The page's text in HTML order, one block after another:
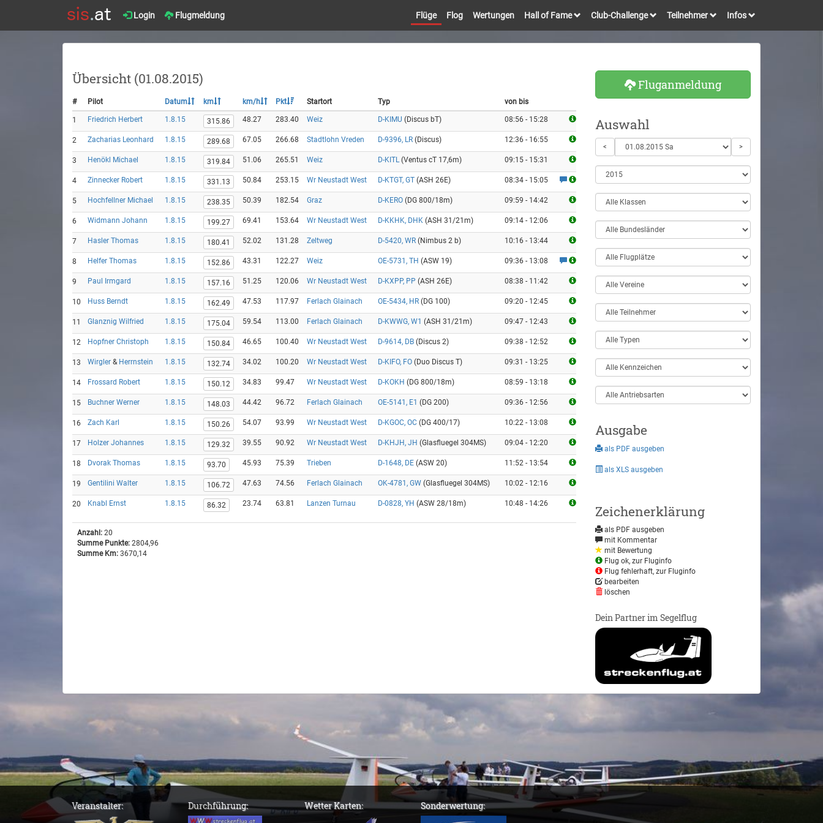
Login Flugmeldung Flüge Flog Wertungen Hall of Fame Club-Challenge Teilnehmer Infos
Fluganmeldung
Auswahl
< >
Ausgabe
als PDF ausgeben
als XLS ausgeben
Zeichenerklärung
als PDF ausgeben
mit Kommentar
mit Bewertung
Flug ok, zur Fluginfo
Flug fehlerhaft, zur Fluginfo
bearbeiten
löschen
Dein Partner im Segelflug
Übersicht (01.08.2015)
# Pilot Datum km km/h Pkt Startort Typ von bis
1 Friedrich Herbert 1.8.15 315.86 48.27 283.40 Weiz D-KIMU (Discus bT) 08:56 - 15:28
2 Zacharias Leonhard 1.8.15 289.68 67.05 266.68 Stadtlohn Vreden D-9396, LR (Discus) 12:36 - 16:55
3 Henökl Michael 1.8.15 319.84 51.06 265.51 Weiz D-KITL(Ventus cT 17,6m) 09:15 - 15:31
4 Zinnecker Robert 1.8.15 331.13 50.84 253.15 Wr Neustadt West D-KTGT, GT (ASH 26E) 08:34 - 15:05
5 Hochfellner Michael 1.8.15 238.35 50.39 182.54 Graz D-KERO (DG 800/18m) 09:59 - 14:42
6 Widmann Johann 1.8.15 199.27 69.41 153.64 Wr Neustadt West D-KKHK, DHK (ASH 31/21m) 09:14 - 12:06
7 Hasler Thomas 1.8.15 180.41 52.02 131.28 Zeltweg D-5420, WR (Nimbus 2 b) 10:16 - 13:44
8 Helfer Thomas 1.8.15 152.86 43.31 122.27 Weiz OE-5731, TH (ASW 19) 09:36 - 13:08
9 Paul Irmgard 1.8.15 157.16 51.25 120.06 Wr Neustadt West D-KXPP, PP (ASH 26E) 08:38 - 11:42
10 Huss Berndt 1.8.15 162.49 47.53 117.97 Ferlach Glainach OE-5434, HR (DG 100) 09:20 - 12:45
11 Glanznig Wilfried 1.8.15 175.04 59.54 113.00 Ferlach Glainach D-KWWG, W1 (ASH 31/21m) 09:47 - 12:43
12 Hopfner Christoph 1.8.15 150.84 46.65 100.40 Wr Neustadt West D-9614, DB (Discus 2) 09:38 - 12:52
13 Wirgler & Herrnstein 1.8.15 132.74 34.02 100.20 Wr Neustadt West D-KIFO, FO (Duo Discus T) 09:31 - 13:25
14 Frossard Robert 1.8.15 150.12 34.83 99.47 Wr Neustadt West D-KOKH (DG 800/18m) 08:59 - 13:18
15 Buchner Werner 1.8.15 148.03 44.42 96.72 Ferlach Glainach OE-5141, E1 (DG 200) 09:36 - 12:56
16 Zach Karl 1.8.15 150.26 54.07 93.99 Wr Neustadt West D-KGOC, OC (DG 400/17) 10:22 - 13:08
17 Holzer Johannes 1.8.15 129.32 39.55 90.92 Wr Neustadt West D-KHJH, JH (Glasfluegel 304MS) 09:04 - 12:20
18 Dvorak Thomas 1.8.15 93.70 45.93 75.39 Trieben D-1648, DE (ASW 20) 11:52 - 13:54
19 Gentilini Walter 1.8.15 106.72 47.63 74.56 Ferlach Glainach OK-4781, GW (Glasfluegel 304MS) 10:02 - 12:16
20 Knabl Ernst 1.8.15 86.32 23.74 63.81 Lanzen Turnau D-0828, YH (ASW 28/18m) 10:48 - 14:26
Anzahl: 20
Summe Punkte: 2804,96
Summe Km: 3670,14
Veranstalter: Durchführung: Wetter Karten: Sonderwertung: